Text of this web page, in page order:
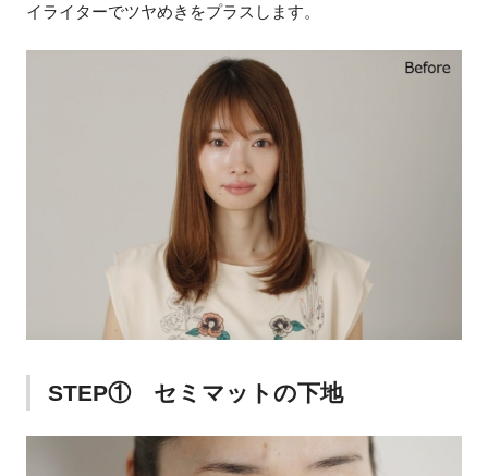
イライターでツヤめきをプラスします。
STEP① セミマットの下地